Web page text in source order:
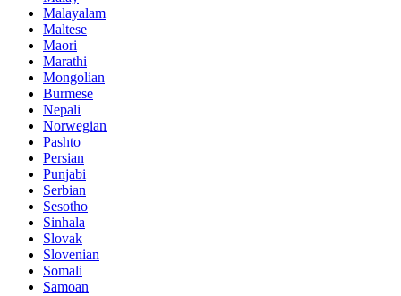
Malayalam
Maltese
Maori
Marathi
Mongolian
Burmese
Nepali
Norwegian
Pashto
Persian
Punjabi
Serbian
Sesotho
Sinhala
Slovak
Slovenian
Somali
Samoan